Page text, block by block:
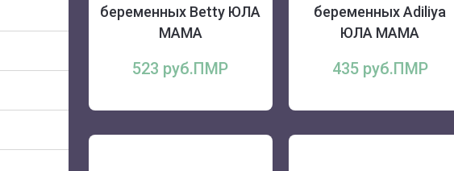
беременных Betty ЮЛА
МАМА
523 руб.ПМР
беременных Adiliya
ЮЛА МАМА
435 руб.ПМР